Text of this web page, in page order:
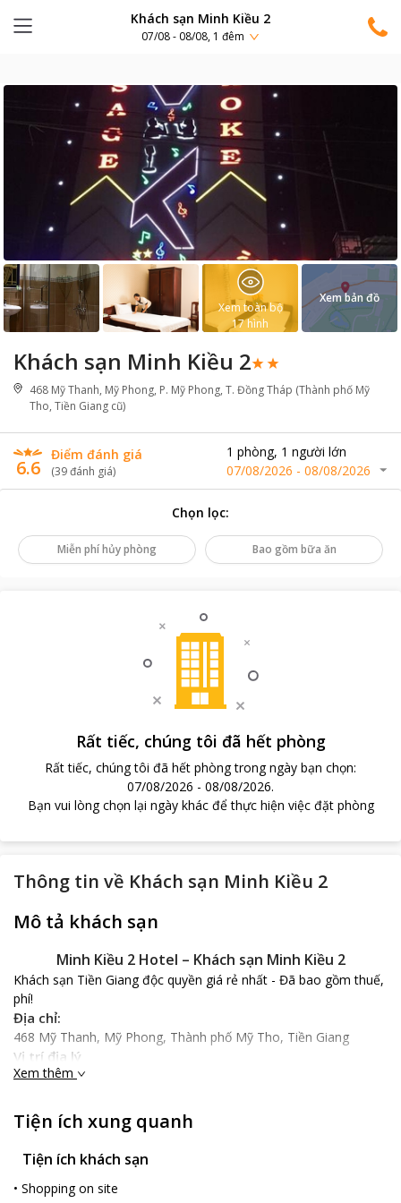
Khách sạn Minh Kiều 2
07/08 - 08/08, 1 đêm
Khách sạn Minh Kiều 2
468 Mỹ Thanh, Mỹ Phong, P. Mỹ Phong, T. Đồng Tháp (Thành phố Mỹ
Tho, Tiền Giang cũ)
6.6
Điểm đánh giá
(39đánh giá)
1 phòng, 1 người lớn
07/08/2026 - 08/08/2026
Xem toàn bộ
17hình
Xem bản đồ
Chọn lọc:
Miễn phí hủy phòng Bao gồm bữa ăn
Rất tiếc, chúng tôi đã hết phòng
Rất tiếc, chúng tôi đã hết phòng trong ngày bạn chọn:
07/08/2026 - 08/08/2026.
Bạn vui lòng chọn lại ngày khác để thực hiện việc đặt phòng
Thông tin về Khách sạn Minh Kiều 2
Mô tả khách sạn
Minh Kiều 2 Hotel – Khách sạn Minh Kiều 2
Khách sạn Tiền Giang độc quyền giá rẻ nhất - Đã bao gồm thuế,
phí!
Địa chỉ:
468 Mỹ Thanh, Mỹ Phong, Thành phố Mỹ Tho, Tiền Giang
Vị trí địa lý
Minh Kiều 2 Hotel tọa lạc gần chùa Vinh Trang cách 1.6 km,
Nổi bật
Minh Kiều 2 Hotel mang phong cách Tây Âu tân cổ điển với các
họa tiết trang trí mang phong cách Pháp vô cùng nổi bật và bắt
mắt, nội thất gỗ sang trọng cùng trang thiết bị hiện đại, du
khách có thể ngắm thành phố Mỹ Tho qua khung cửa sổ rộng
Xem thêm
Tiện ích xung quanh
Tiện ích khách sạn
• Shopping on site